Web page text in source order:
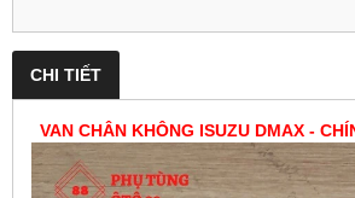
CHI TIẾT
VAN CHÂN KHÔNG ISUZU DMAX -